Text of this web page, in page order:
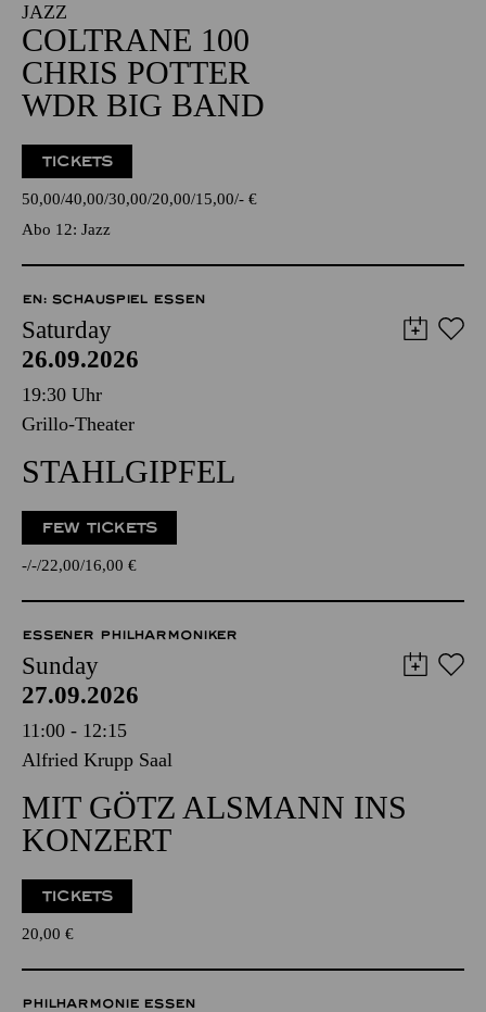
JAZZ
COLTRANE 100
CHRIS POTTER
WDR BIG BAND
TICKETS
50,00 40,00 30,00 20,00 15,00 - €
Abo 12: Jazz
EN: SCHAUSPIEL ESSEN
Saturday
26.09.2026
19:30 Uhr
Grillo-Theater
STAHLGIPFEL
FEW TICKETS
- - 22,00 16,00 €
ESSENER PHILHARMONIKER
Sunday
27.09.2026
11:00 - 12:15
Alfried Krupp Saal
MIT GÖTZ ALSMANN INS
KONZERT
TICKETS
20,00 €
PHILHARMONIE ESSEN